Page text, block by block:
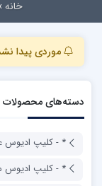
خانه
موردی پیدا
دسته‌های محصولات
* - کلیپ ادیوس
* - کلیپ ادیوس